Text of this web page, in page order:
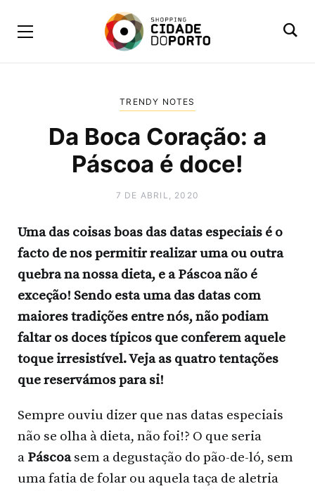
TRENDY NOTES
Da Boca Coração: a
Páscoa é doce!
7 DE ABRIL, 2020
Uma das coisas boas das datas especiais é o
facto de nos permitir realizar uma ou outra
quebra na nossa dieta, e a Páscoa não é
exceção! Sendo esta uma das datas com
maiores tradições entre nós, não podiam
faltar os doces típicos que conferem aquele
toque irresistível. Veja as quatro tentações
que reservámos para si!
Sempre ouviu dizer que nas datas especiais
não se olha à dieta, não foi!? O que seria
a Páscoasem a degustação do pão-de-ló, sem
uma fatia de folar ou aquela taça de aletria